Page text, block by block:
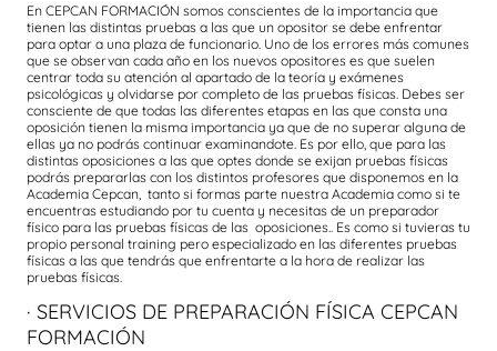
En CEPCAN FORMACIÓN somos conscientes de la importancia que
tienen las distintas pruebas a las que un opositor se debe enfrentar
para optar a una plaza de funcionario. Uno de los errores más comunes
que se observan cada año en los nuevos opositores es que suelen
centrar toda su atención al apartado de la teoría y exámenes
psicológicas y olvidarse por completo de las pruebas físicas. Debes ser
consciente de que todas las diferentes etapas en las que consta una
oposición tienen la misma importancia ya que de no superar alguna de
ellas ya no podrás continuar examinandote. Es por ello, que para las
distintas oposiciones a las que optes donde se exijan pruebas físicas
podrás prepararlas con los distintos profesores que disponemos en la
Academia Cepcan, tanto si formas parte nuestra Academia como si te
encuentras estudiando por tu cuenta y necesitas de un preparador
físico para las pruebas físicas de las oposiciones.. Es como si tuvieras tu
propio personal training pero especializado en las diferentes pruebas
físicas a las que tendrás que enfrentarte a la hora de realizar las
pruebas físicas.
· SERVICIOS DE PREPARACIÓN FÍSICA CEPCAN
FORMACIÓN